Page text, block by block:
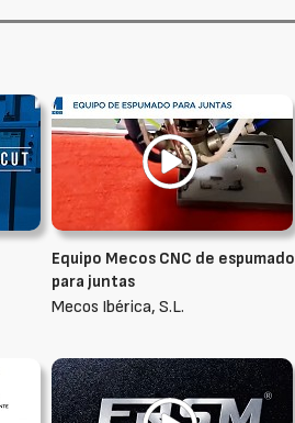
Equipo Mecos CNC de espumado
para juntas
Mecos Ibérica, S.L.